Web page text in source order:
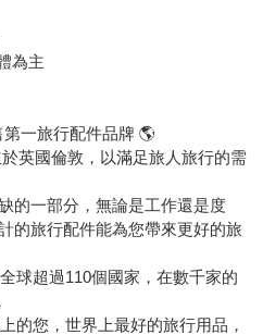
為主
一旅行配件品牌 🌎
英國倫敦，以滿足旅人旅行的需
的一部分，無論是工作還是度
的旅行配件能為您帶來更好的旅
球超過110個國家，在數千家的
的您，世界上最好的旅行用品，